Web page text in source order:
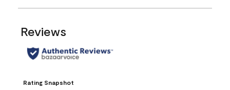
Reviews
Rating Snapshot